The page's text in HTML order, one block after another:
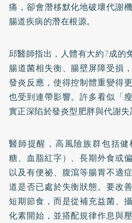
痛，卻會潛移默化地破壞代謝
腸道疾病的潛在根源。
邱醫師指出，人體有大約7成的
腸道菌相失衡、腸壁屏障受損
發炎反應，使得控制體重變得
也受到連帶影響。許多看似「
實正深陷於發炎型肥胖與代謝失
醫師提醒，高風險族群包括
糖、血脂紅字）、長期外食或
以及有便祕、腹瀉等腸胃不適
道是否已處於失衡狀態。要改
短期節食，而是從補充益菌、
化素開始，並搭配規律作息與